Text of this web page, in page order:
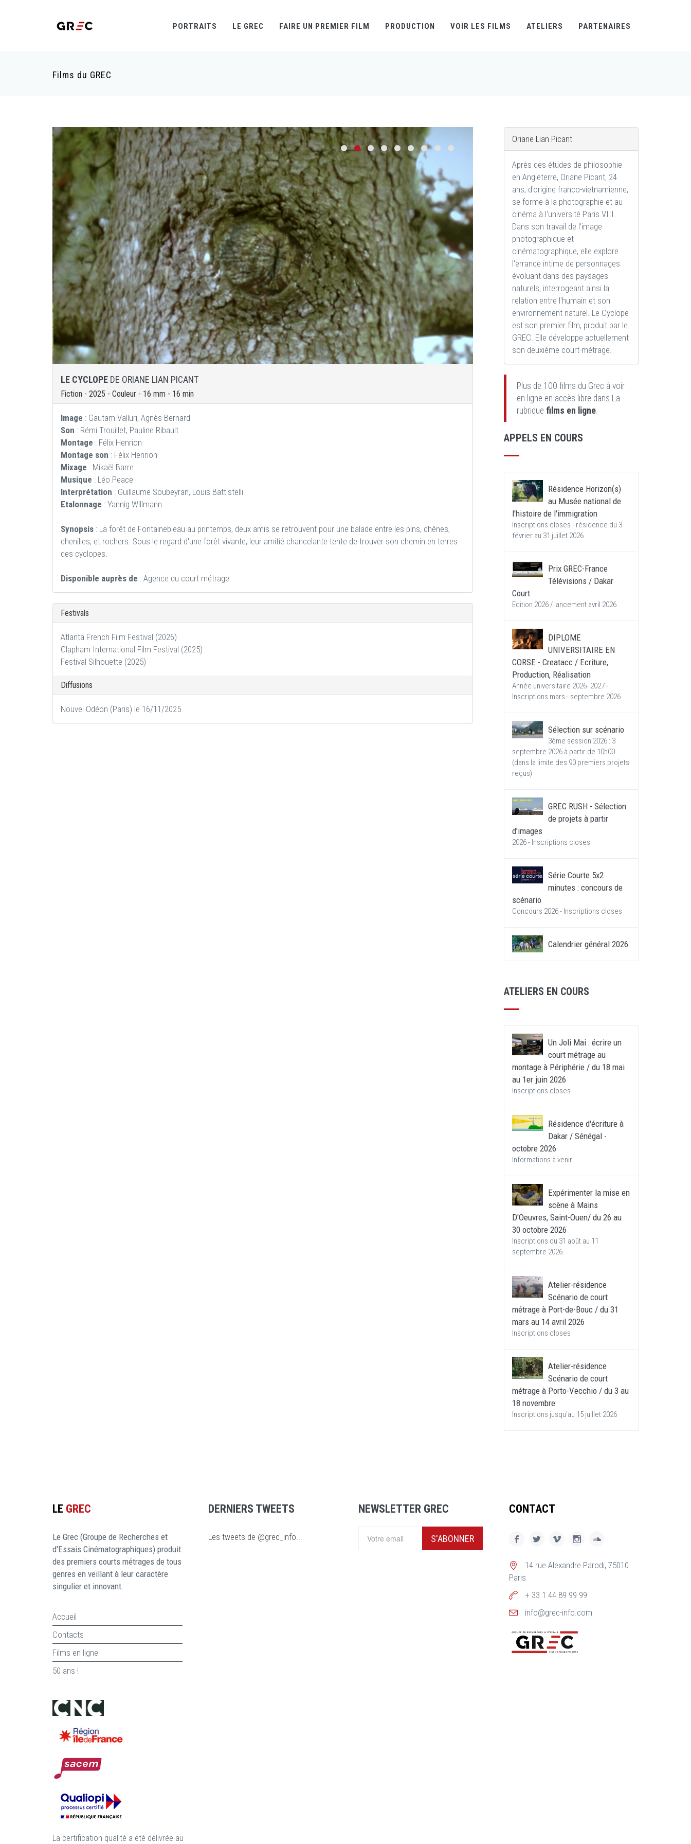
PORTRAITS LE GREC FAIRE UN PREMIER FILM PRODUCTION VOIR LES FILMS ATELIERS PARTENAIRES
Films du GREC
LE CYCLOPE DE ORIANE LIAN PICANT
Fiction - 2025 - Couleur - 16 mm - 16 min
Image : Gautam Valluri, Agnès Bernard
Son : Rémi Trouillet, Pauline Ribault
Montage : Félix Henrion
Montage son : Félix Henrion
Mixage : Mikaël Barre
Musique : Léo Peace
Interprétation : Guillaume Soubeyran, Louis Battistelli
Etalonnage : Yannig Willmann
Synopsis : La forêt de Fontainebleau au printemps, deux amis se retrouvent pour une balade entre les pins, chênes,
chenilles, et rochers. Sous le regard d'une forêt vivante, leur amitié chancelante tente de trouver son chemin en terres
des cyclopes.
Disponible auprès de : Agence du court métrage
Festivals
Atlanta French Film Festival (2026)
Clapham International Film Festival (2025)
Festival Silhouette (2025)
Diffusions
Nouvel Odéon (Paris) le 16/11/2025
Oriane Lian Picant
Après des études de philosophie
en Angleterre, Oriane Picant, 24
ans, d'origine franco-vietnamienne,
se forme à la photographie et au
cinéma à l'université Paris VIII.
Dans son travail de l'image
photographique et
cinématographique, elle explore
l'errance intime de personnages
évoluant dans des paysages
naturels, interrogeant ainsi la
relation entre l'humain et son
environnement naturel. Le Cyclope
est son premier film, produit par le
GREC. Elle développe actuellement
son deuxième court-métrage.
Plus de 100 films du Grec à voir
en ligne en accès libre dans La
rubrique films en ligne.
APPELS EN COURS
Résidence Horizon(s)
au Musée national de
l'histoire de l'immigration
Inscriptions closes - résidence du 3
février au 31 juillet 2026
Prix GREC-France
Télévisions / Dakar
Court
Edition 2026 / lancement avril 2026
DIPLOME
UNIVERSITAIRE EN
CORSE - Creatacc / Ecriture,
Production, Réalisation
Année universitaire 2026- 2027 -
Inscriptions mars - septembre 2026
Sélection sur scénario
3ème session 2026 : 3
septembre 2026 à partir de 10h00
(dans la limite des 90 premiers projets
reçus)
GREC RUSH - Sélection
de projets à partir
d'images
2026 - Inscriptions closes
Série Courte 5x2
minutes : concours de
scénario
Concours 2026 - Inscriptions closes
Calendrier général 2026
ATELIERS EN COURS
Un Joli Mai : écrire un
court métrage au
montage à Périphérie / du 18 mai
au 1er juin 2026
Inscriptions closes
Résidence d'écriture à
Dakar / Sénégal -
octobre 2026
Informations à venir
Expérimenter la mise en
scène à Mains
D'Oeuvres, Saint-Ouen/ du 26 au
30 octobre 2026
Inscriptions du 31 août au 11
septembre 2026
Atelier-résidence
Scénario de court
métrage à Port-de-Bouc / du 31
mars au 14 avril 2026
Inscriptions closes
Atelier-résidence
Scénario de court
métrage à Porto-Vecchio / du 3 au
18 novembre
Inscriptions jusqu'au 15 juillet 2026
LE GREC
Le Grec (Groupe de Recherches et
d'Essais Cinématographiques) produit
des premiers courts métrages de tous
genres en veillant à leur caractère
singulier et innovant.
Accueil
Contacts
Films en ligne
50 ans !
La certification qualité a été délivrée au
DERNIERS TWEETS
Les tweets de @grec_info...
NEWSLETTER GREC
S'ABONNER
CONTACT
14 rue Alexandre Parodi, 75010
Paris
+ 33 1 44 89 99 99
info@grec-info.com